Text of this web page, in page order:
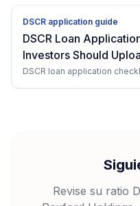
DSCR application guide
DSCR Loan
Investors Should
DSCR loan application
Revise su ratio